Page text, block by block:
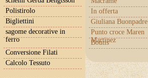
In offerta
Giuliana Buonpadre
Punto croce Maren
Martinez
Boutis
Polistirolo
Bigliettini
sagome decorative in
ferro
Conversione Filati
Calcolo Tessuto